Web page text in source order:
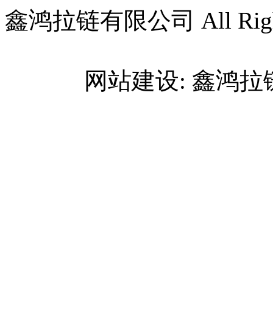
鑫鸿拉链有限公司 All
网站建设: 鑫鸿拉